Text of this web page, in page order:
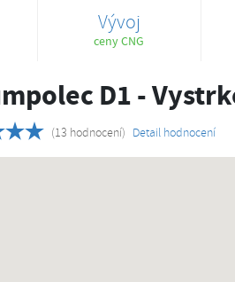
Vývoj
ceny CNG
D1 -
(13 hodnocení) Detail hodnocení